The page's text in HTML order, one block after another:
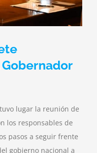
lugar la reunión de
los responsables de
pasos a seguir frente
gobierno nacional a